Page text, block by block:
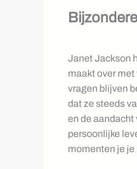
Janet Jackson
maakt over met
vragen blijven
dat ze steeds
en de aandacht
persoonlijke
momenten je